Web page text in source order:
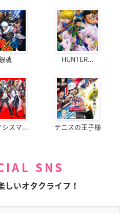
魂 HUNTER...
シスマ... テニスの王子様
SNS
しいオタクライフ！